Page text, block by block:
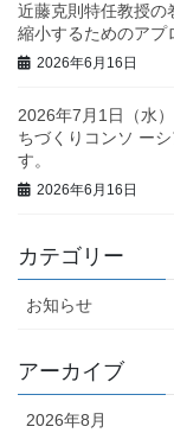
近藤克則特任教授の
縮小するためのアプ
2026年6月16日
2026年7月1日（水
ちづくりコンソ ー
す。
2026年6月16日
カテゴリー
お知らせ
アーカイブ
2026年8月